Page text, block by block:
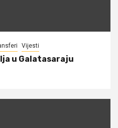
Vijesti
u Galatasaraju